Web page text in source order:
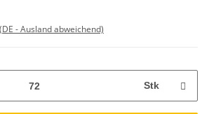
(DE - Ausland abweichend)
Stk